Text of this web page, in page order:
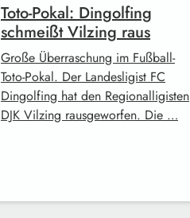
Toto-Pokal: Dingolfing
schmeißt Vilzing raus
Große Überraschung im Fußball-
Toto-Pokal. Der Landesligist FC
Dingolfing hat den Regionalligisten
DJK Vilzing rausgeworfen. Die …